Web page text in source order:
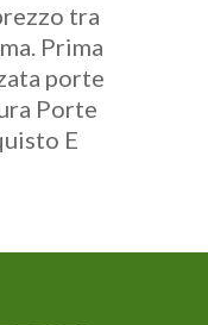
tra
Prima
porte
Porte
E